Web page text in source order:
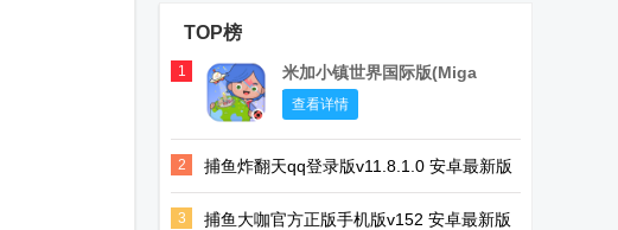
TOP榜
1
米加小镇世界国际版(Miga
World)
查看详情
2 捕鱼炸翻天qq登录版v11.8.1.0 安卓最新版
3 捕鱼大咖官方正版手机版v152 安卓最新版